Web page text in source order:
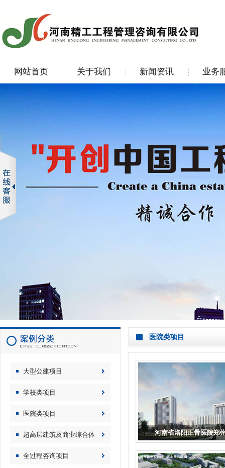
网站首页 关于我们 新闻资讯 业务
大型公建项目
学校类项目
医院类项目
超高层建筑及商业综合体
全过程咨询项目
医院类项目
河南省洛阳正骨医院郑